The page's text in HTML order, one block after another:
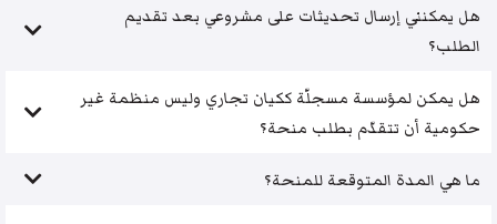
هل يمكنني إرسال تحديثات على مشروعي بعد تقديم
الطلب؟
هل يمكن لمؤسسة مسجلّة ككيان تجاري وليس منظمة غير
حكومية أن تتقدّم بطلب منحة؟
ما هي المدة المتوقعة للمنحة؟